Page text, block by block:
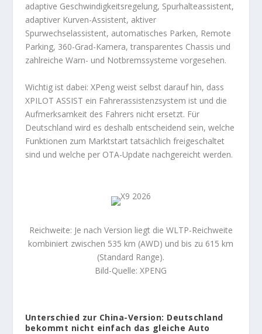
adaptive Geschwindigkeitsregelung, Spurhalteassistent,
adaptiver Kurven-Assistent, aktiver
Spurwechselassistent, automatisches Parken, Remote
Parking, 360-Grad-Kamera, transparentes Chassis und
zahlreiche Warn- und Notbremssysteme vorgesehen.
Wichtig ist dabei: XPeng weist selbst darauf hin, dass
XPILOT ASSIST ein Fahrerassistenzsystem ist und die
Aufmerksamkeit des Fahrers nicht ersetzt. Für
Deutschland wird es deshalb entscheidend sein, welche
Funktionen zum Marktstart tatsächlich freigeschaltet
sind und welche per OTA-Update nachgereicht werden.
Reichweite: Je nach Version liegt die WLTP-Reichweite
kombiniert zwischen 535 km (AWD) und bis zu 615 km
(Standard Range).
Bild-Quelle: XPENG
Unterschied zur China-Version: Deutschland
bekommt nicht einfach das gleiche Auto